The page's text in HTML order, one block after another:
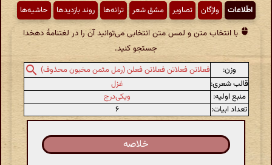
اطّلاعات واژگان تصاویر مشق شعر ترانه‌ها روند بازدیدها حاشیه‌ها
با انتخاب متن و لمس متن انتخابی می‌توانید آن را در لغتنامهٔ دهخدا
جستجو کنید.
وزن:
فعلاتن فعلاتن فعلاتن فعلن (رمل مثمن مخبون محذوف)
قالب شعری:
غزل
منبع اولیه:
ویکی‌درج
تعداد ابیات:
۶
خلاصه